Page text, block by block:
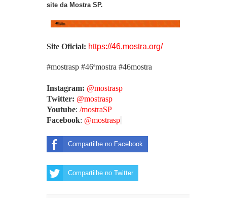
site da Mostra SP.
Site Oficial: https://46.mostra.org/
#mostrasp #46ªmostra #46mostra
Instagram: @mostrasp
Twitter: @mostrasp
Youtube: /mostraSP
Facebook: @mostrasp
Compartilhe no Facebook
Compartilhe no Twitter